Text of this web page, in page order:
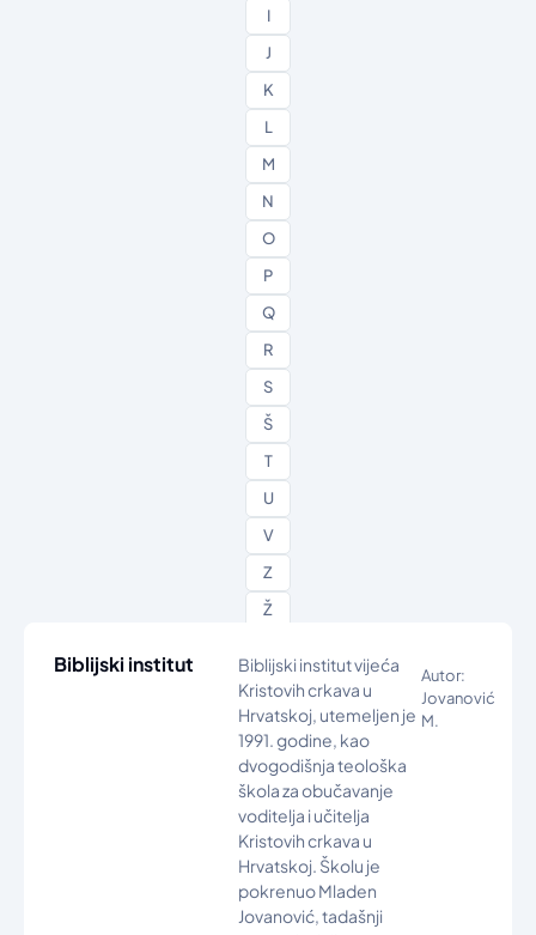
I
J
K
L
M
N
O
P
Q
R
S
Š
T
U
V
Z
Ž
Biblijski institut
Biblijski institut vijeća
Kristovih crkava u
Hrvatskoj, utemeljen je
1991. godine, kao
dvogodišnja teološka
škola za obučavanje
voditelja i učitelja
Kristovih crkava u
Hrvatskoj. Školu je
pokrenuo Mladen
Jovanović, tadašnji
Autor:
Jovanović
M.